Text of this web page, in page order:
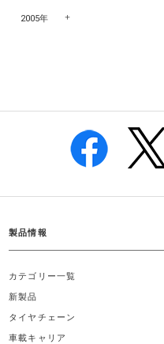
2005年
製品情報
カテゴリー一覧
新製品
タイヤチェーン
車載キャリア